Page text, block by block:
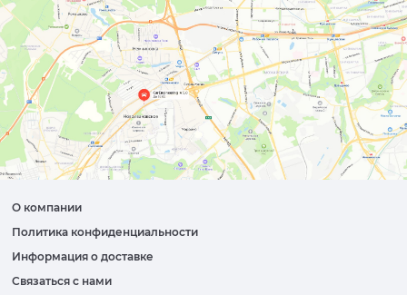
О компании
Политика конфиденциальности
Информация о доставке
Связаться с нами